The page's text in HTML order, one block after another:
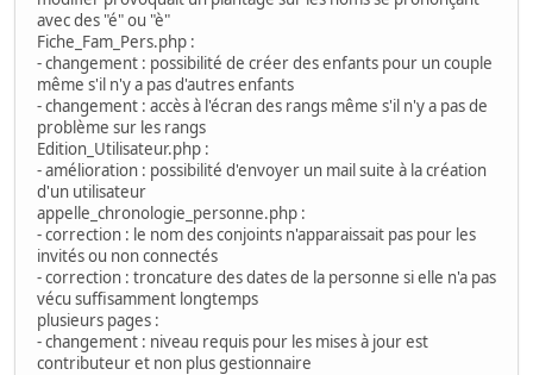
avec des "é" ou "è"
Fiche_Fam_Pers.php :
- changement : possibilité de créer des enfants pour un couple
même s'il n'y a pas d'autres enfants
- changement : accès à l'écran des rangs même s'il n'y a pas de
problème sur les rangs
Edition_Utilisateur.php :
- amélioration : possibilité d'envoyer un mail suite à la création
d'un utilisateur
appelle_chronologie_personne.php :
- correction : le nom des conjoints n'apparaissait pas pour les
invités ou non connectés
- correction : troncature des dates de la personne si elle n'a pas
vécu suffisamment longtemps
plusieurs pages :
- changement : niveau requis pour les mises à jour est
contributeur et non plus gestionnaire